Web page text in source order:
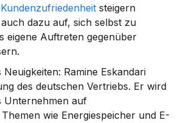
Kundenzufriedenheit steigern
dazu auf, sich selbst zu
eigene Auftreten gegenüber
Ramine Eskandari
des deutschen Vertriebs. Er wird
Unternehmen auf
wie Energiespeicher und E-